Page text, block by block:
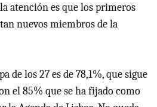
atención es que los primeros
nuevos miembros de la
de los 27 es de 78,1%, que sigue
el 85% que se ha fijado como